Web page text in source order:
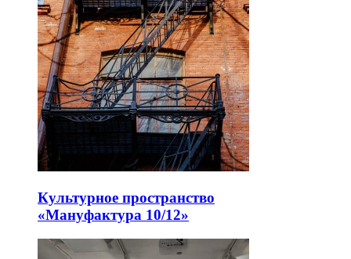
Культурное пространство
«Мануфактура 10/12»